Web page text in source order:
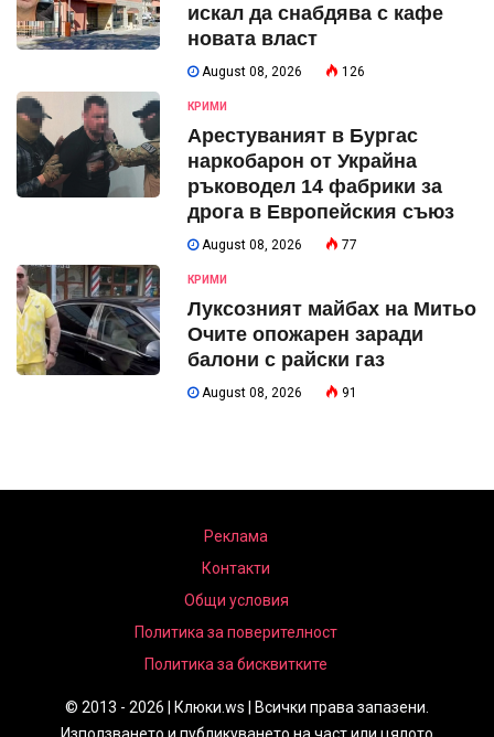
искал да снабдява с кафе
новата власт
August 08, 2026 126
КРИМИ
Арестуваният в Бургас
наркобарон от Украйна
ръководел 14 фабрики за
дрога в Европейския съюз
August 08, 2026 77
КРИМИ
Луксозният майбах на Митьо
Очите опожарен заради
балони с райски газ
August 08, 2026 91
Реклама
Контакти
Общи условия
Политика за поверителност
Политика за бисквитките
© 2013 - 2026 | Клюки.ws | Всички права запазени.
Използването и публикуването на част или цялото